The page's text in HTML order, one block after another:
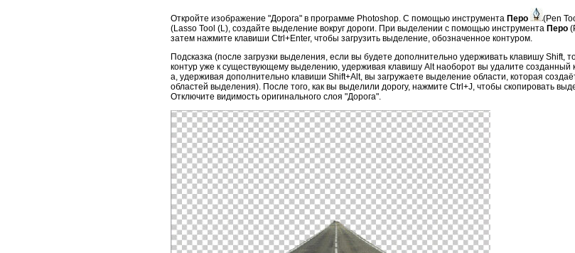
Откройте изображение "Дорога" в программе Photoshop. С помощью инструмента Перо (Pen
(Lasso Tool (L), создайте выделение вокруг дороги. При выделении с помощью инструмента Перо
затем нажмите клавиши Ctrl+Enter, чтобы загрузить выделение, обозначенное контуром.
Подсказка (после загрузки выделения, если вы будете дополнительно удерживать клавишу Shift,
контур уже к существующему выделению, удерживая клавишу Alt наоборот вы удалите созданный
а, удерживая дополнительно клавиши Shift+Alt, вы загружаете выделение области, которая
областей выделения). После того, как вы выделили дорогу, нажмите Ctrl+J, чтобы скопировать
Отключите видимость оригинального слоя "Дорога".